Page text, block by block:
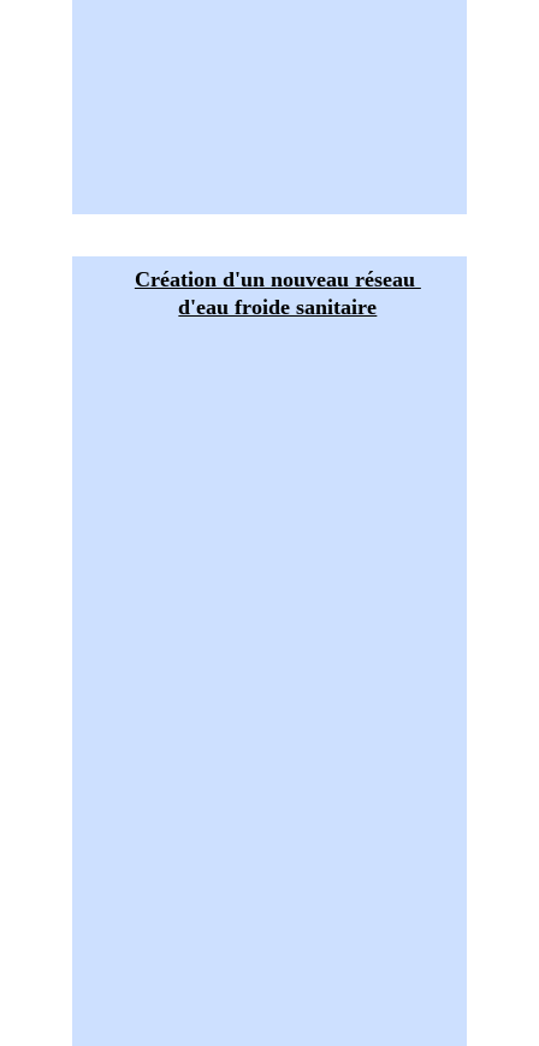
Création d'un nouveau réseau
d'eau froide sanitaire